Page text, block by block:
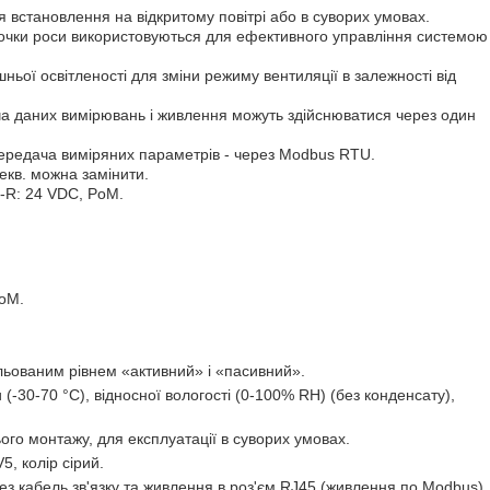
на відкритому повітрі або в суворих умовах.
роси використовуються для ефективного управління системою
освітленості для зміни режиму вентиляції в залежності від
вимірювань і живлення можуть здійснюватися через один
виміряних параметрів - через Modbus RTU.
можна замінити.
24 VDC, PoM.
рівнем «активний» і «пасивний».
30-70 °C), відносної вологості (0-100% RH) (без конденсату),
монтажу, для експлуатації в суворих умовах.
колір сірий.